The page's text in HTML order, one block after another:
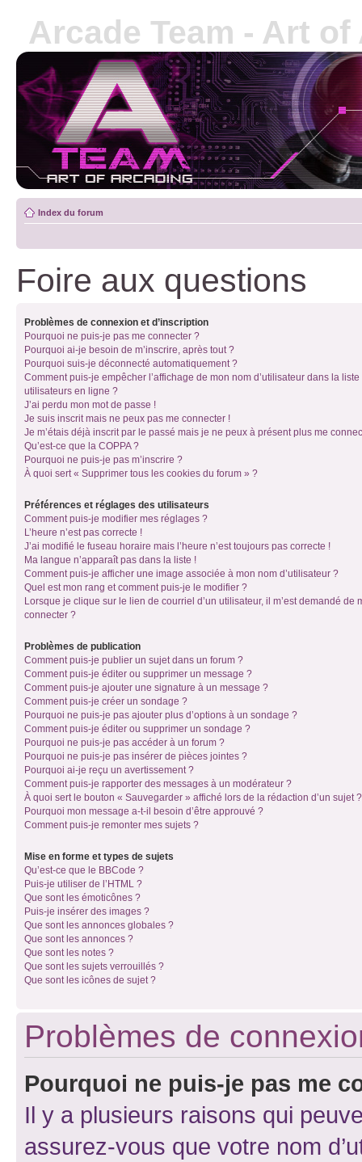
Arcade Team - Art
Index du forum
Foire aux questions
Problèmes de connexion et d’inscription
Pourquoi ne puis-je pas me connecter ?
Pourquoi ai-je besoin de m’inscrire, après tout ?
Pourquoi suis-je déconnecté automatiquement ?
Comment puis-je empêcher l’affichage de mon nom d’utilisateur dans la liste
utilisateurs en ligne ?
J’ai perdu mon mot de passe !
Je suis inscrit mais ne peux pas me connecter !
Je m’étais déjà inscrit par le passé mais je ne peux à présent plus me
Qu’est-ce que la COPPA ?
Pourquoi ne puis-je pas m’inscrire ?
À quoi sert « Supprimer tous les cookies du forum » ?
Préférences et réglages des utilisateurs
Comment puis-je modifier mes réglages ?
L’heure n’est pas correcte !
J’ai modifié le fuseau horaire mais l’heure n’est toujours pas correcte !
Ma langue n’apparaît pas dans la liste !
Comment puis-je afficher une image associée à mon nom d’utilisateur ?
Quel est mon rang et comment puis-je le modifier ?
Lorsque je clique sur le lien de courriel d’un utilisateur, il m’est demandé de
connecter ?
Problèmes de publication
Comment puis-je publier un sujet dans un forum ?
Comment puis-je éditer ou supprimer un message ?
Comment puis-je ajouter une signature à un message ?
Comment puis-je créer un sondage ?
Pourquoi ne puis-je pas ajouter plus d’options à un sondage ?
Comment puis-je éditer ou supprimer un sondage ?
Pourquoi ne puis-je pas accéder à un forum ?
Pourquoi ne puis-je pas insérer de pièces jointes ?
Pourquoi ai-je reçu un avertissement ?
Comment puis-je rapporter des messages à un modérateur ?
À quoi sert le bouton « Sauvegarder » affiché lors de la rédaction d’un sujet ?
Pourquoi mon message a-t-il besoin d’être approuvé ?
Comment puis-je remonter mes sujets ?
Mise en forme et types de sujets
Qu’est-ce que le BBCode ?
Puis-je utiliser de l’HTML ?
Que sont les émoticônes ?
Puis-je insérer des images ?
Que sont les annonces globales ?
Que sont les annonces ?
Que sont les notes ?
Que sont les sujets verrouillés ?
Que sont les icônes de sujet ?
Problèmes de
Pourquoi ne puis-je pas me
Il y a plusieurs raisons qui
assurez-vous que votre nom